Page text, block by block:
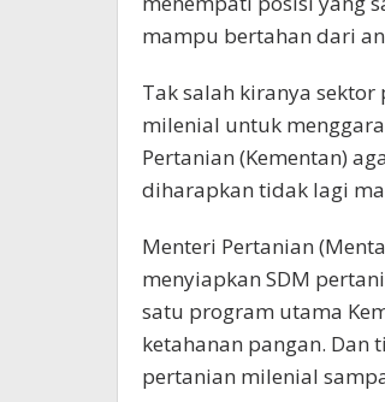
mampu bertahan dari
Tak salah kiranya
milenial untuk
Pertanian (Kementan)
diharapkan tidak lagi
Menteri Pertanian
menyiapkan SDM
satu program utama
ketahanan pangan. Dan
pertanian milenial